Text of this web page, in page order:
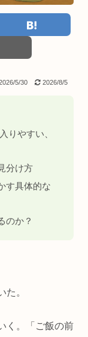
5/30 2026/8/5
りやすい、
分け方
す具体的な
のか？
た。
く。「ご飯の前